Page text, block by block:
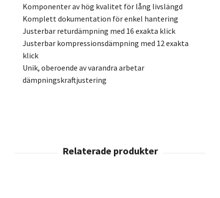
Komponenter av hög kvalitet för lång livslängd
Komplett dokumentation för enkel hantering
Justerbar returdämpning med 16 exakta klick
Justerbar kompressionsdämpning med 12 exakta
klick
Unik, oberoende av varandra arbetar
dämpningskraftjustering